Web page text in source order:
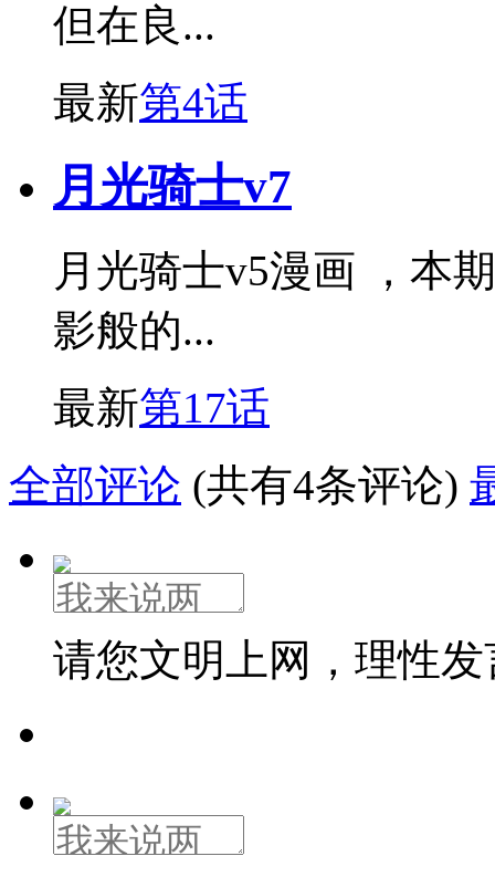
但在良...
最新第4话
月光骑士v7
月光骑士v5漫画 ，本
影般的...
最新第17话
全部评论 (共有4条评论)
请您文明上网，理性